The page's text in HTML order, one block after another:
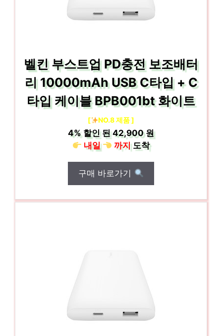
벨킨 부스트업 PD충전 보조배터
리 10000mAh USB C타입 + C
타입 케이블 BPB001bt 화이트
[ NO.8 제품 ]
4%할인 된42,900 원
내일
까지도착
구매 바로가기